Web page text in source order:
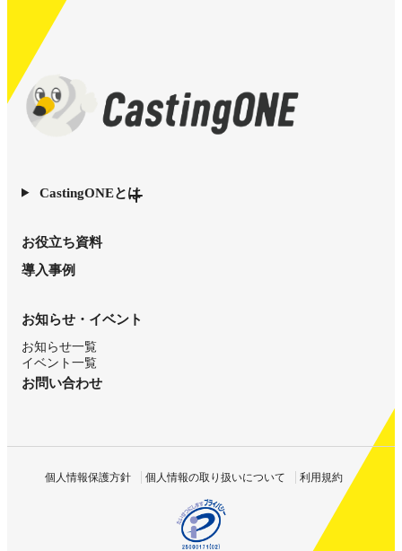
CastingONEとは
お役立ち資料
導入事例
お知らせ・イベント
お知らせ一覧
イベント一覧
お問い合わせ
個人情報保護方針 個人情報の取り扱いについて 利用規約